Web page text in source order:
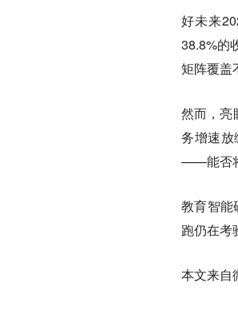
好未来
38.8%的
矩阵覆盖
然而，亮
务增速
——能否
教育智能
跑仍在考
本文来自